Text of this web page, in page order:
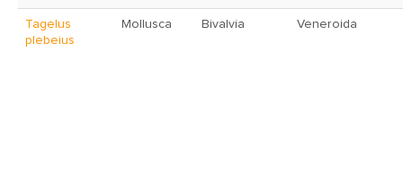
Tagelus
plebeius
Mollusca Bivalvia Veneroida